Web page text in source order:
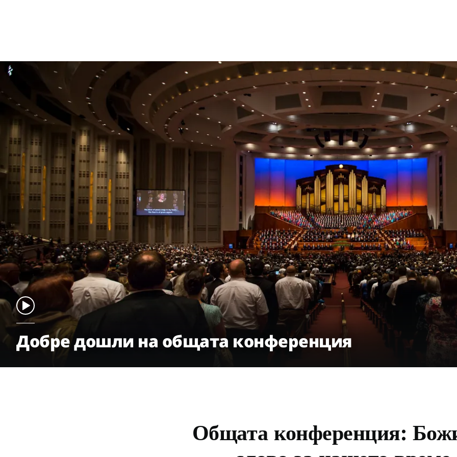
Добре дошли на общата конференция
Общата конференция: